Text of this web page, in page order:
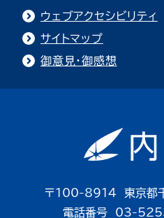
ウェブアクセシビリティ
サイトマップ
御意見・御感想
〒100-8914 東京都
電話番号 03-